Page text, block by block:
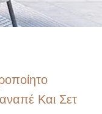
Και Σετ